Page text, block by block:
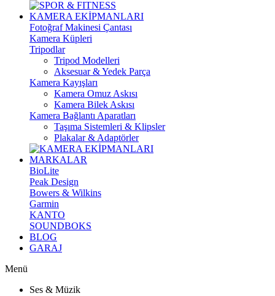
KAMERA EKİPMANLARI
Fotoğraf Makinesi Çantası
Kamera Küpleri
Tripodlar
Tripod Modelleri
Aksesuar & Yedek Parça
Kamera Kayışları
Kamera Omuz Askısı
Kamera Bilek Askısı
Kamera Bağlantı Aparatları
Taşıma Sistemleri & Klipsler
Plakalar & Adaptörler
MARKALAR
BioLite
Peak Design
Bowers & Wilkins
Garmin
KANTO
SOUNDBOKS
BLOG
GARAJ
Menü
Ses & Müzik